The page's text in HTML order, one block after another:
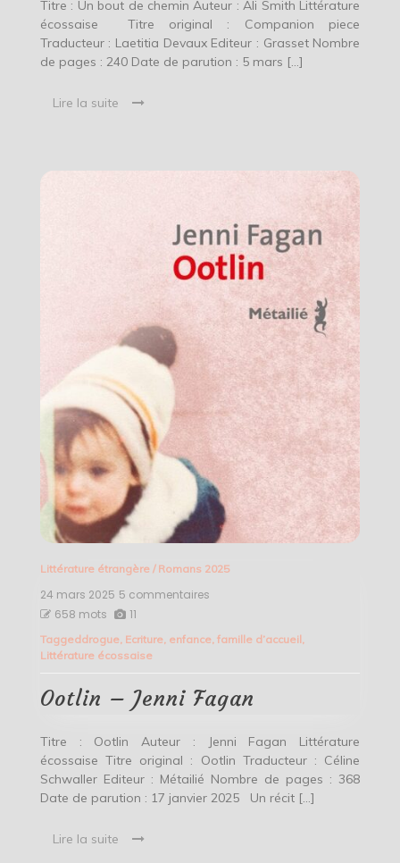
Titre : Un bout de chemin Auteur : Ali Smith Littérature
écossaise Titre original : Companion piece
Traducteur : Laetitia Devaux Editeur : Grasset Nombre
de pages : 240 Date de parution : 5 mars […]
Lire la suite
Littérature étrangère/ Romans 2025
24 mars 2025 5 commentaires
Jenni
658 mots 11
Taggeddrogue, Ecriture, enfance, famille d’accueil,
Littérature écossaise
Ootlin – Jenni Fagan
Titre : Ootlin Auteur : Jenni Fagan Littérature
écossaise Titre original : Ootlin Traducteur : Céline
Schwaller Editeur : Métailié Nombre de pages : 368
Date de parution : 17 janvier 2025 Un récit […]
Lire la suite